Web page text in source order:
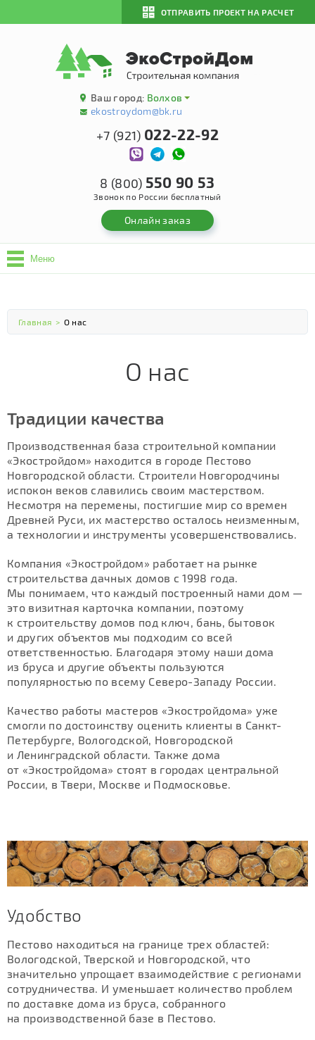
ОТПРАВИТЬ ПРОЕКТ НА РАСЧЕТ
Ваш город: Волхов
ekostroydom@bk.ru
+7 (921) 022-22-92
8 (800) 550 90 53
Звонок по России бесплатный
Онлайн заказ
Меню
Главная > О нас
О нас
Традиции качества
Производственная база строительной компании
«Экостройдом» находится в городе Пестово
Новгородской области. Строители Новгородчины
испокон веков славились своим мастерством.
Несмотря на перемены, постигшие мир со времен
Древней Руси, их мастерство осталось неизменным,
а технологии и инструменты усовершенствовались.
Компания «Экостройдом» работает на рынке
строительства дачных домов с 1998 года.
Мы понимаем, что каждый построенный нами дом —
это визитная карточка компании, поэтому
к строительству домов под ключ, бань, бытовок
и других объектов мы подходим со всей
ответственностью. Благодаря этому наши дома
из бруса и другие объекты пользуются
популярностью по всему Северо-Западу России.
Качество работы мастеров «Экостройдома» уже
смогли по достоинству оценить клиенты в Санкт-
Петербурге, Вологодской, Новгородской
и Ленинградской области. Также дома
от «Экостройдома» стоят в городах центральной
России, в Твери, Москве и Подмосковье.
Удобство
Пестово находиться на границе трех областей:
Вологодской, Тверской и Новгородской, что
значительно упрощает взаимодействие с регионами
сотрудничества. И уменьшает количество проблем
по доставке дома из бруса, собранного
на производственной базе в Пестово.